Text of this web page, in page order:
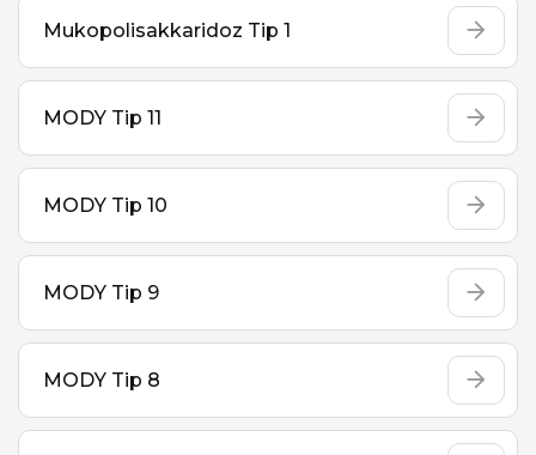
Mukopolisakkaridoz Tip 1
MODY Tip 11
MODY Tip 10
MODY Tip 9
MODY Tip 8